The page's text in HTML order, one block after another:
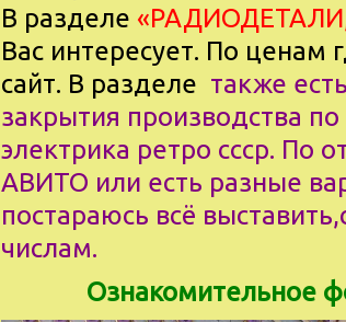
В разделе
Вас интересует. По ценам
сайт. В разделе также
закрытия производства
электрика ретро ссср. По
АВИТО или есть разные
постараюсь всё
числам.
Ознакомительное